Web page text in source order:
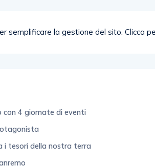
con 4 giornate di eventi
i tesori della nostra terra